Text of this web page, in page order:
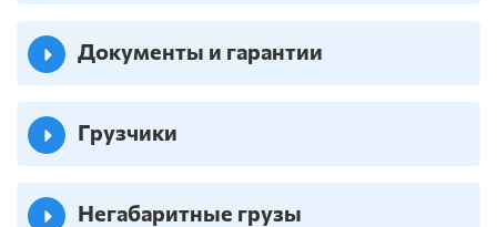
Документы и гарантии
Грузчики
Негабаритные грузы